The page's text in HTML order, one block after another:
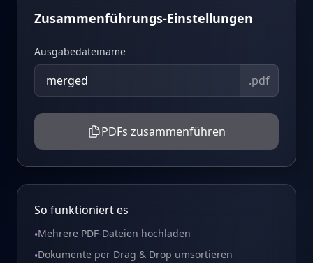
Zusammenführungs-Einstellungen
Ausgabedateiname
.pdf
PDFs zusammenführen
So funktioniert es
•Mehrere PDF-Dateien hochladen
•Dokumente per Drag & Drop umsortieren